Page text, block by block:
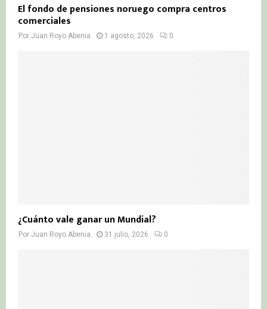
El fondo de pensiones noruego compra centros
comerciales
Por Juan Royo Abenia 1 agosto, 2026 0
¿Cuánto vale ganar un Mundial?
Por Juan Royo Abenia 31 julio, 2026 0